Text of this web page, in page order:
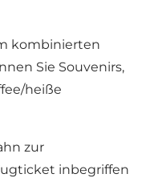
kombinierten
Sie Souvenirs,
heiße
zur
inbegriffen